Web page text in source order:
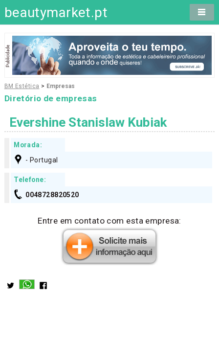
beautymarket.pt
BM Estética > Empresas
Diretório de empresas
Evershine Stanislaw Kubiak
Morada:
- Portugal
Telefone:
0048728820520
Entre em contato com esta empresa: